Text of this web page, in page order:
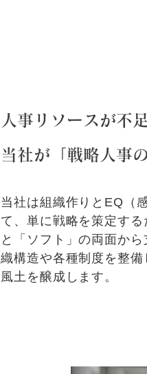
人事リソースが不
当社が「戦略人事
当社は組織作りとEQ（
て、単に戦略を策定する
と「ソフト」の両面か
織構造や各種制度を整
風土を醸成します。